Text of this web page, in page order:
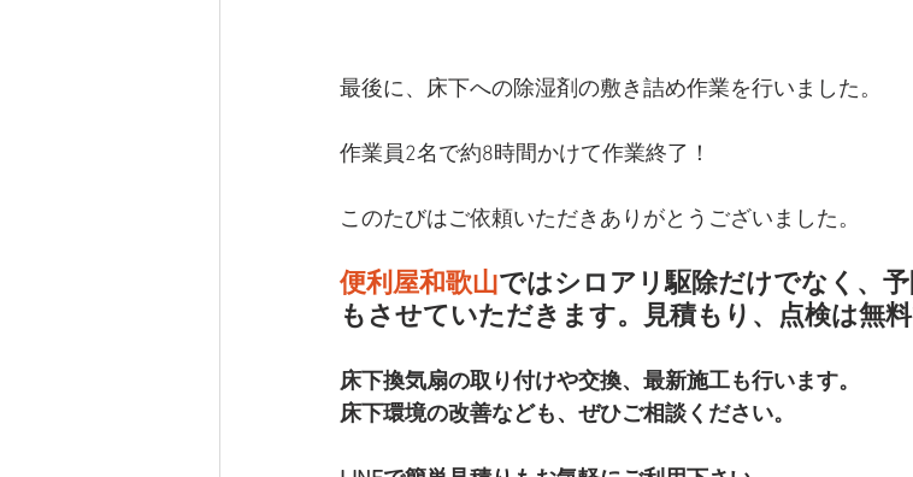
最後に、床下への除湿剤の敷き詰め作業を行いました。
作業員2名で約8時間かけて作業終了！
このたびはご依頼いただきありがとうございました。
便利屋和歌山ではシロアリ駆除だけでなく、
もさせていただきます。見積もり、点検は無料
床下換気扇の取り付けや交換、最新施工も行います。
床下環境の改善なども、ぜひご相談ください。